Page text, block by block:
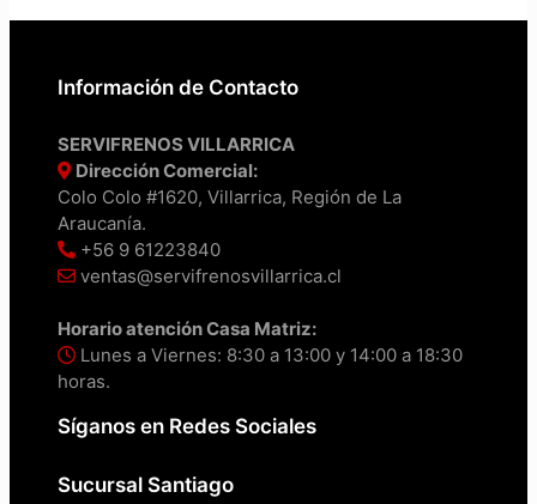
Información de Contacto
SERVIFRENOS VILLARRICA
Dirección Comercial:
Colo Colo #1620, Villarrica, Región de La
Araucanía.
+56 9 61223840
ventas@servifrenosvillarrica.cl
Horario atención Casa Matriz:
Lunes a Viernes: 8:30 a 13:00 y 14:00 a 18:30
horas.
Síganos en Redes Sociales
Sucursal Santiago